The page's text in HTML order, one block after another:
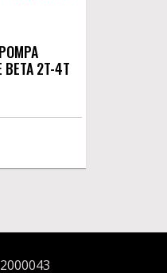
BETA 2T-4T